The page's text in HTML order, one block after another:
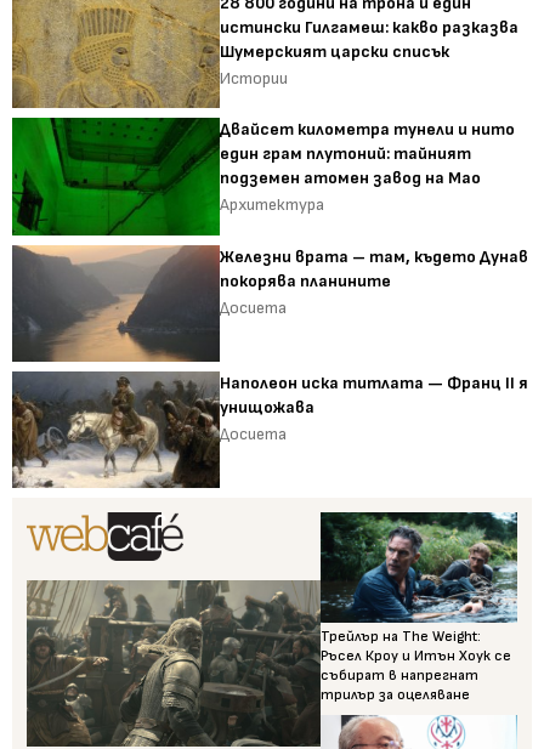
истински Гилгамеш: какво разказва
Шумерският царски списък
Истории
Двайсет километра тунели и нито
един грам плутоний: тайният
подземен атомен завод на Мао
Архитектура
Железни врата – там, където Дунав
покорява планините
Досиета
Наполеон иска титлата — Франц II я
унищожава
Досиета
Трейлър на The Weight:
Ръсел Кроу и Итън Хоук се
събират в напрегнат
трилър за оцеляване